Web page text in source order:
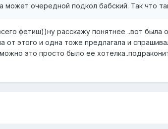
может очередной подкол бабский. Так что
фетиш))ну расскажу понятнее ..вот была
от этого и одна тоже предлагала и
это просто было ее